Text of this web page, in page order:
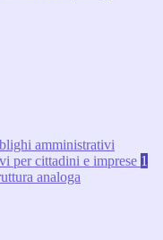
amministrativi
per cittadini e imprese 1
analoga